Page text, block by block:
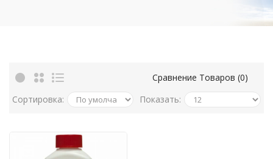
Сравнение Товаров (0)
Сортировка:
Показать: